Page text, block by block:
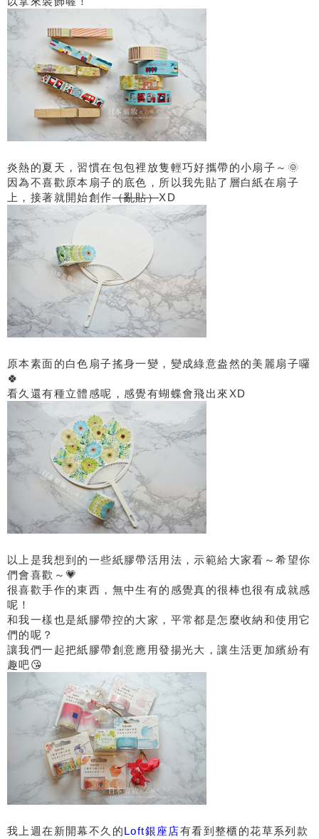
炎熱的夏天，習慣在包包裡放隻輕巧好攜帶的小扇子～🌞
因為不喜歡原本扇子的底色，所以我先貼了層白紙在扇子
上，接著就開始創作（亂貼）XD
原本素面的白色扇子搖身一變，變成綠意盎然的美麗扇子囉
🍀
看久還有種立體感呢，感覺有蝴蝶會飛出來XD
以上是我想到的一些紙膠帶活用法，示範給大家看～希望你
們會喜歡～💗
很喜歡手作的東西，無中生有的感覺真的很棒也很有成就感
呢！
和我一樣也是紙膠帶控的大家，平常都是怎麼收納和使用它
們的呢？
讓我們一起把紙膠帶創意應用發揚光大，讓生活更加繽紛有
趣吧😘
我上週在新開幕不久的Loft銀座店有看到整櫃的花草系列款